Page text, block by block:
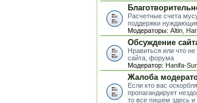
Расчетные счета
поддержки
Модераторы: Altin
Обсуждение
Нравиться или что
сайта, форума
Модератор: Hanifa-
Жалоба
Если кто вас
пропагандирует
то все пишем здесь и